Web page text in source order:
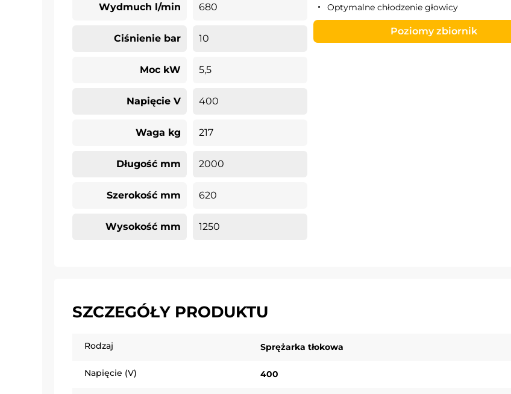
Wydmuch l/min 680
Ciśnienie bar 10
Moc kW 5,5
Napięcie V 400
Waga kg 217
Długość mm 2000
Szerokość mm 620
Wysokość mm 1250
Optymalne chłodzenie głowicy
Poziomy zbiornik
SZCZEGÓŁY PRODUKTU
Rodzaj Sprężarka tłokowa
Napięcie (V) 400